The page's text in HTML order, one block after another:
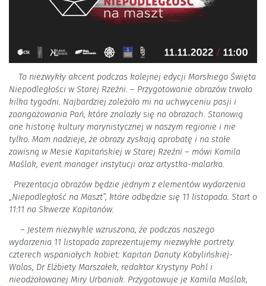
To niezwykły akcent podczas kolejnej edycji Morskiego Święta
Niepodległości w Starej Rzeźni. – Przygotowanie obrazów trwało
kilka tygodni. Najbardziej zależało mi na uchwyceniu pasji i
zaangażowania Pań, które znalazły się na obrazach. Stanowią
one historię kultury marynistycznej w naszym regionie i nie
tylko. Mam nadzieje, że obrazy zyskają aprobatę i na stałe
zawisną w Mesie Kapitańskiej w Starej Rzeźni – mówi Kamila
Maślak, event manager instytucji oraz artystka-malarka.
Prezentacja obrazów będzie jednym z elementów wydarzenia
„Niepodległość na Maszt”, które odbędzie się 11 listopada. Start o
11:11 na Skwerze Kapitanów.
– Jestem niezwykle wzruszona, że podczas naszego
wydarzenia 11 listopada zaprezentujemy niezwykłe portrety
czterech wspaniałych kobiet: Kapitan Danuty Kobylińskiej-
Walas, Dr Elżbiety Marszałek, redaktor Krystyny Pohl i
nieodżałowanej Miry Urbaniak. Przygotowuje je Kamila Maślak,